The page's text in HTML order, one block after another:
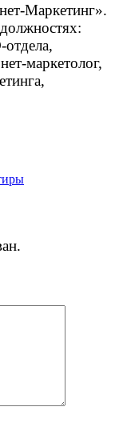
Маркетинг».
отдела,
маркетолог,